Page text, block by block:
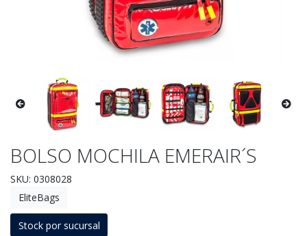
BOLSO MOCHILA EMERAIR´S
SKU: 0308028
EliteBags
Stock por sucursal